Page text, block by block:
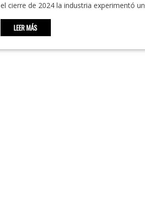
el cierre de 2024 la industria experimentó
LEER MÁS